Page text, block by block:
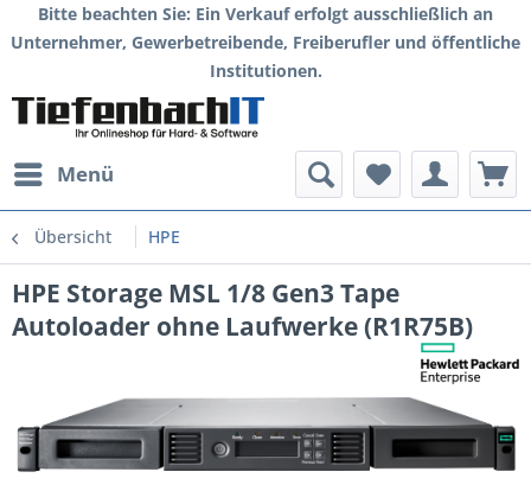
Bitte beachten Sie: Ein Verkauf erfolgt ausschließlich an
Unternehmer, Gewerbetreibende, Freiberufler und öffentliche
Institutionen.
Menü
Übersicht HPE
HPE Storage MSL 1/8 Gen3 Tape
Autoloader ohne Laufwerke (R1R75B)